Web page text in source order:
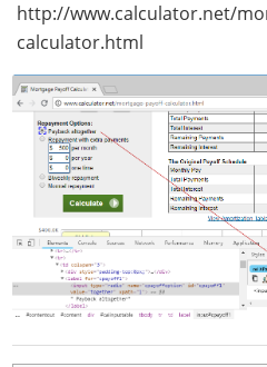
http://www.calculator.net/
calculator.html